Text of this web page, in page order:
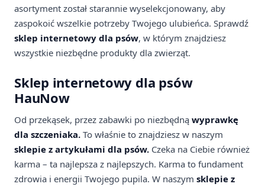
asortyment został starannie wyselekcjonowany, aby
zaspokoić wszelkie potrzeby Twojego ulubieńca. Sprawdź
sklep internetowy dla psów, w którym znajdziesz
wszystkie niezbędne produkty dla zwierząt.
Sklep internetowy dla psów
HauNow
Od przekąsek, przez zabawki po niezbędną wyprawkę
dla szczeniaka. To właśnie to znajdziesz w naszym
sklepie z artykułami dla psów. Czeka na Ciebie również
karma – ta najlepsza z najlepszych. Karma to fundament
zdrowia i energii Twojego pupila. W naszym sklepie z